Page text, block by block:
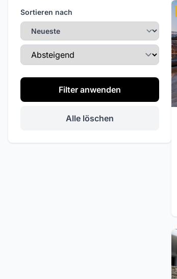
WLAN
Privatparkplatz
Täglicher Reinigungsservice
Private Veranstaltungen
Sortieren nach
Sortierreihenfolge
Filter anwenden
Alle löschen